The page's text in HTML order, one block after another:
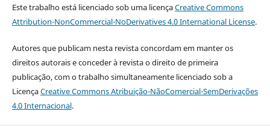
Este trabalho está licenciado sob uma licençaCreative Commons
Attribution-NonCommercial-NoDerivatives 4.0 International License.
Autores que publicam nesta revista concordam em manter os
direitos autorais e conceder à revista o direito de primeira
publicação, com o trabalho simultaneamente licenciado sob a
LicençaCreative Commons Atribuição-NãoComercial-SemDerivações
4.0 Internacional.